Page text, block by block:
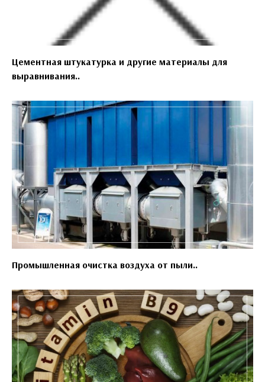
Цементная штукатурка и другие материалы для
выравнивания..
Промышленная очистка воздуха от пыли..